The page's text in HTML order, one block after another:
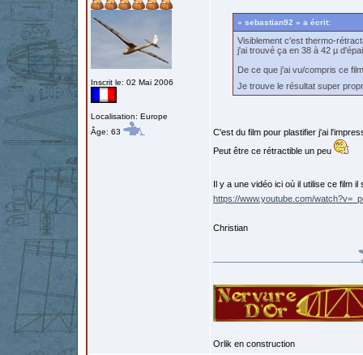
Inscrit le: 02 Mai 2006
Localisation: Europe
Âge: 63
« sebastian92 » a écrit:
Visiblement c'est thermo-
j'ai trouvé ça en 38 à 42 µ
De ce que j'ai vu/compris ce
Je trouve le résultat super
C'est du film pour plastifier j'ai
Peut être ce rétractible un peu
Il y a une vidéo ici où il utilise ce film
https://www.youtube.com/
Christian
Orlik en construction